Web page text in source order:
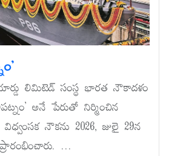
లిమిటెడ్‌ సంస్థ భారత నౌకాదళం
అనే పేరుతో నిర్మించిన
నౌకను 2026, జులై 29న
...